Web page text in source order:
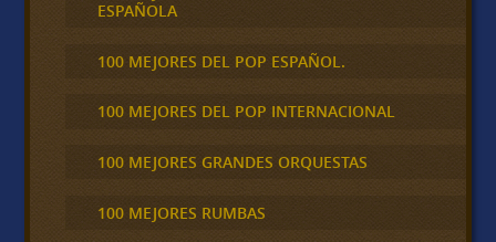
ESPAÑOLA
100 MEJORES DEL POP ESPAÑOL.
100 MEJORES DEL POP INTERNACIONAL
100 MEJORES GRANDES ORQUESTAS
100 MEJORES RUMBAS